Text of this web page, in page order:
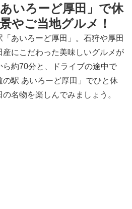
いろーど厚田」で休
やご当地グルメ！
あいろーど厚田」。石狩や厚田
にこだわった美味しいグルメが
約70分と、ドライブの途中で
駅 あいろーど厚田」でひと休
名物を楽しんでみましょう。